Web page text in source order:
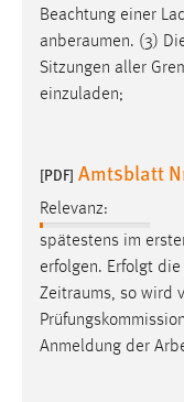
Beachtung einer
anberaumen. (3)
Sitzungen aller
einzuladen;
[PDF] Amtsblatt
Relevanz:
spätestens im
erfolgen. Erfolgt
Zeitraums, so wird
Anmeldung der